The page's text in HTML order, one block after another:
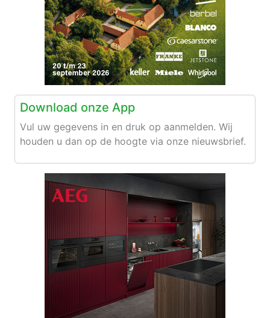
Download onze App
Vul uw gegevens in en druk op aanmelden. Wij
houden u dan op de hoogte via onze nieuwsbrief.